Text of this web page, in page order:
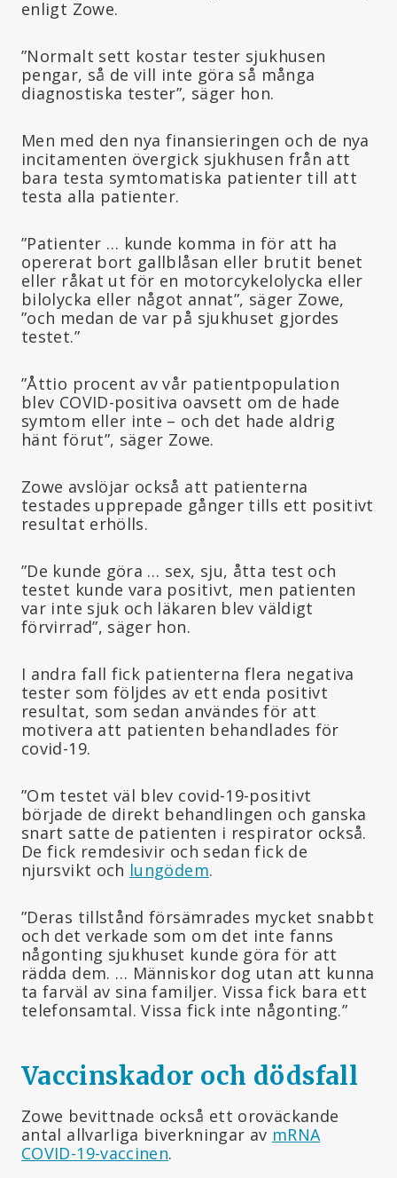
enligt Zowe.
”Normalt sett kostar tester sjukhusen
pengar, så de vill inte göra så många
diagnostiska tester”, säger hon.
Men med den nya finansieringen och de nya
incitamenten övergick sjukhusen från att
bara testa symtomatiska patienter till att
testa alla patienter.
”Patienter … kunde komma in för att ha
opererat bort gallblåsan eller brutit benet
eller råkat ut för en motorcykelolycka eller
bilolycka eller något annat”, säger Zowe,
”och medan de var på sjukhuset gjordes
testet.”
”Åttio procent av vår patientpopulation
blev COVID-positiva oavsett om de hade
symtom eller inte – och det hade aldrig
hänt förut”, säger Zowe.
Zowe avslöjar också att patienterna
testades upprepade gånger tills ett positivt
resultat erhölls.
”De kunde göra … sex, sju, åtta test och
testet kunde vara positivt, men patienten
var inte sjuk och läkaren blev väldigt
förvirrad”, säger hon.
I andra fall fick patienterna flera negativa
tester som följdes av ett enda positivt
resultat, som sedan användes för att
motivera att patienten behandlades för
covid-19.
”Om testet väl blev covid-19-positivt
började de direkt behandlingen och ganska
snart satte de patienten i respirator också.
De fick remdesivir och sedan fick de
njursvikt och lungödem.
”Deras tillstånd försämrades mycket snabbt
och det verkade som om det inte fanns
någonting sjukhuset kunde göra för att
rädda dem. … Människor dog utan att kunna
ta farväl av sina familjer. Vissa fick bara ett
telefonsamtal. Vissa fick inte någonting.”
Vaccinskador och dödsfall
Zowe bevittnade också ett oroväckande
antal allvarliga biverkningar av mRNA
COVID-19-vaccinen.